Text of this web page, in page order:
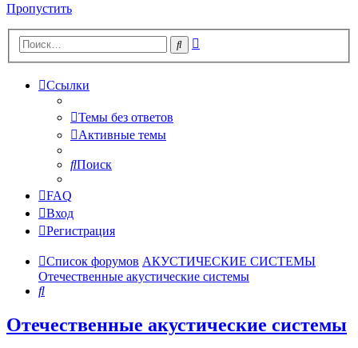
Пропустить
Поиск
Ссылки
Темы без ответов
Активные темы
Поиск
FAQ
Вход
Регистрация
Список форумов АКУСТИЧЕСКИЕ СИСТЕМЫ
Отечественные акустические системы
Поиск
Отечественные акустические системы